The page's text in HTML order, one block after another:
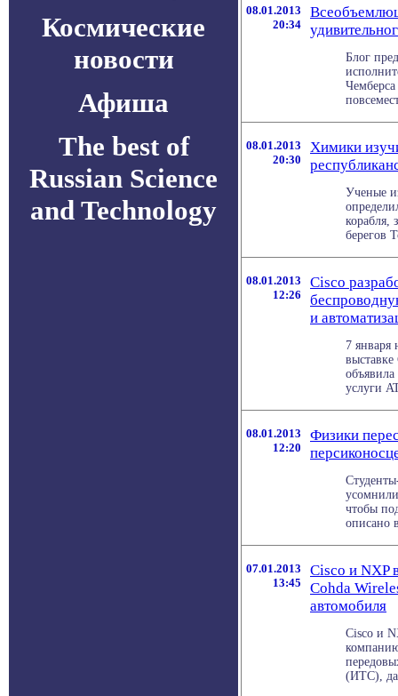
Космические
новости
Афиша
The best of
Russian Science
and Technology
08.01.2013
20:34
Блог
08.01.2013
20:30
Химики
Ученые
корабля,
берегов
08.01.2013
12:26
Cisco
и
7 января
услуги
08.01.2013
12:20
Физики
чтобы
описано
07.01.2013
13:45
Cisco и NXP
Cohda
автомобиля
Cisco и
(ИТС),